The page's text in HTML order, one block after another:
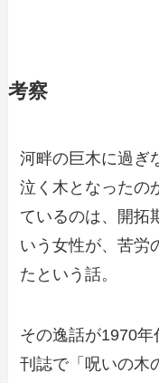
考察
河畔の巨木に過ぎ
泣く木となったの
ているのは、開拓
いう女性が、苦労
たという話。
その逸話が1970
刊誌で「呪いの木